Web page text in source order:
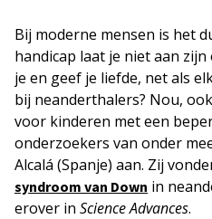
Bij moderne mensen is het
handicap laat je niet aan
je en geef je liefde, net als
bij neanderthalers? Nou,
voor kinderen met een
onderzoekers van onder
Alcalá (Spanje) aan. Zij
syndroom van Down in
erover in Science Advances.